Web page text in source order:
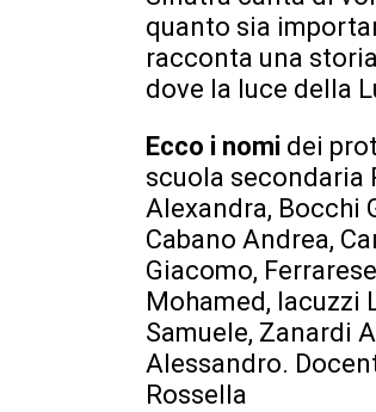
quanto sia
racconta una
dove la luce della
Ecco i nomi dei
scuola secondaria
Alexandra, Bocchi
Cabano Andrea,
Giacomo,
Mohamed, Iacuzzi
Samuele, Zanardi
Alessandro.
Rossella